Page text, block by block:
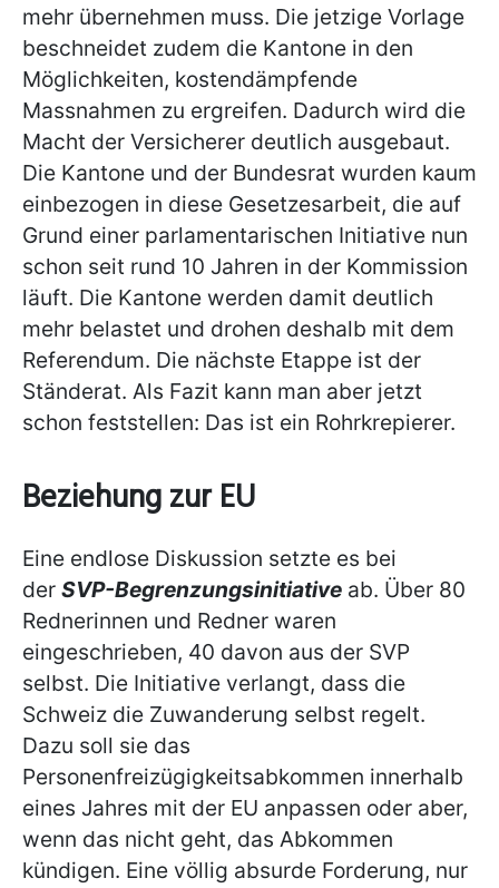
mehr übernehmen muss. Die jetzige Vorlage
beschneidet zudem die Kantone in den
Möglichkeiten, kostendämpfende
Massnahmen zu ergreifen. Dadurch wird die
Macht der Versicherer deutlich ausgebaut.
Die Kantone und der Bundesrat wurden kaum
einbezogen in diese Gesetzesarbeit, die auf
Grund einer parlamentarischen Initiative nun
schon seit rund 10 Jahren in der Kommission
läuft. Die Kantone werden damit deutlich
mehr belastet und drohen deshalb mit dem
Referendum. Die nächste Etappe ist der
Ständerat. Als Fazit kann man aber jetzt
schon feststellen: Das ist ein Rohrkrepierer.
Beziehung zur EU
Eine endlose Diskussion setzte es bei
der SVP-Begrenzungsinitiative ab. Über 80
Rednerinnen und Redner waren
eingeschrieben, 40 davon aus der SVP
selbst. Die Initiative verlangt, dass die
Schweiz die Zuwanderung selbst regelt.
Dazu soll sie das
Personenfreizügigkeitsabkommen innerhalb
eines Jahres mit der EU anpassen oder aber,
wenn das nicht geht, das Abkommen
kündigen. Eine völlig absurde Forderung, nur